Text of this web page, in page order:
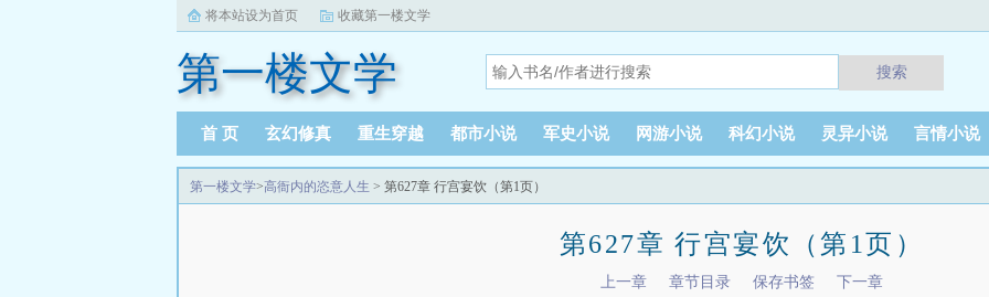
将本站设为首页 收藏第一楼文学
第一楼文学 搜索
首 页 玄幻修真 重生穿越 都市小说 军史小说 网游小说 科幻小说 灵异小说 言情小说
第一楼文学>高衙内的恣意人生 > 第627章 行宫宴饮（第1页）
第627章 行宫宴饮（第1页）
上一章 章节目录 保存书签 下一章